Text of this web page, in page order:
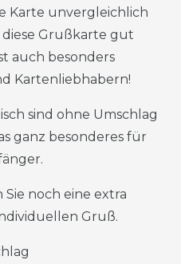
Karte unvergleichlich
Grußkarte gut
auch besonders
Kartenliebhabern!
sind ohne Umschlag
ganz besonderes für
noch eine extra
Gruß.